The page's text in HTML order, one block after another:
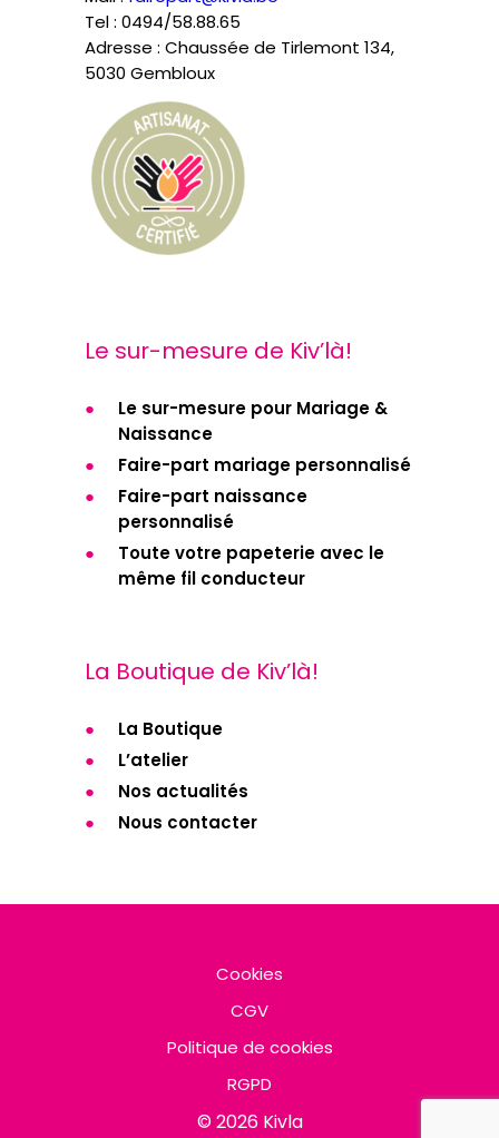
Tel : 0494/58.88.65
Adresse : Chaussée de Tirlemont 134,
5030 Gembloux
Le sur-mesure de Kiv’là!
Le sur-mesure pour Mariage &
Naissance
Faire-part mariage personnalisé
Faire-part naissance
personnalisé
Toute votre papeterie avec le
même fil conducteur
La Boutique de Kiv’là!
La Boutique
L’atelier
Nos actualités
Nous contacter
© 2026 Kivla
Cookies
CGV
Politique de cookies
RGPD